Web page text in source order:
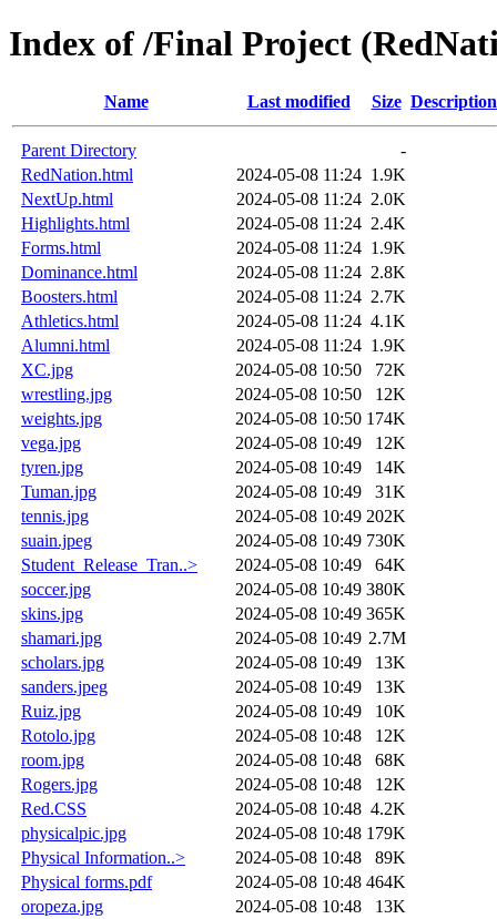
Index of /Final Project
Name Last modified Size Description
Parent Directory
-
RedNation.html
2024-05-08 11:24 1.9K
NextUp.html
2024-05-08 11:24 2.0K
Highlights.html
2024-05-08 11:24 2.4K
Forms.html
2024-05-08 11:24 1.9K
Dominance.html
2024-05-08 11:24 2.8K
Boosters.html
2024-05-08 11:24 2.7K
Athletics.html
2024-05-08 11:24 4.1K
Alumni.html
2024-05-08 11:24 1.9K
XC.jpg
2024-05-08 10:50
72K
wrestling.jpg
2024-05-08 10:50
12K
weights.jpg
2024-05-08 10:50 174K
vega.jpg
2024-05-08 10:49
12K
tyren.jpg
2024-05-08 10:49
14K
Tuman.jpg
2024-05-08 10:49
31K
tennis.jpg
2024-05-08 10:49 202K
suain.jpeg
2024-05-08 10:49 730K
Student_Release_Tran..>
2024-05-08 10:49
64K
soccer.jpg
2024-05-08 10:49 380K
skins.jpg
2024-05-08 10:49 365K
shamari.jpg
2024-05-08 10:49 2.7M
scholars.jpg
2024-05-08 10:49
13K
sanders.jpeg
2024-05-08 10:49
13K
Ruiz.jpg
2024-05-08 10:49
10K
Rotolo.jpg
2024-05-08 10:48
12K
room.jpg
2024-05-08 10:48
68K
Rogers.jpg
2024-05-08 10:48
12K
Red.CSS
2024-05-08 10:48 4.2K
physicalpic.jpg
2024-05-08 10:48 179K
Physical Information..>
2024-05-08 10:48
89K
Physical forms.pdf
2024-05-08 10:48 464K
oropeza.jpg
2024-05-08 10:48
13K